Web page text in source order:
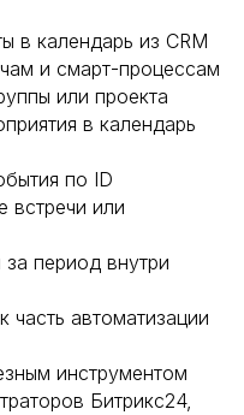
в календарь из CRM
и смарт-процессам
или проекта
в календарь
по ID
встречи или
период внутри
часть автоматизации
инструментом
Битрикс24,